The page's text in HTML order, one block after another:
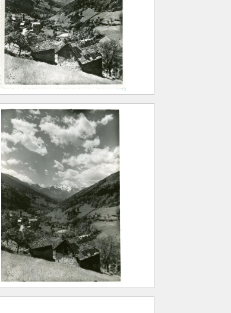
Maison Alpine
Station estivale et le
des Sept-Laux Belle
FEUGIER, Albert Marius
(Saint-Marcellin, 1893 –
Allevard, 1962)
Maison Alpine
Station estivale et le